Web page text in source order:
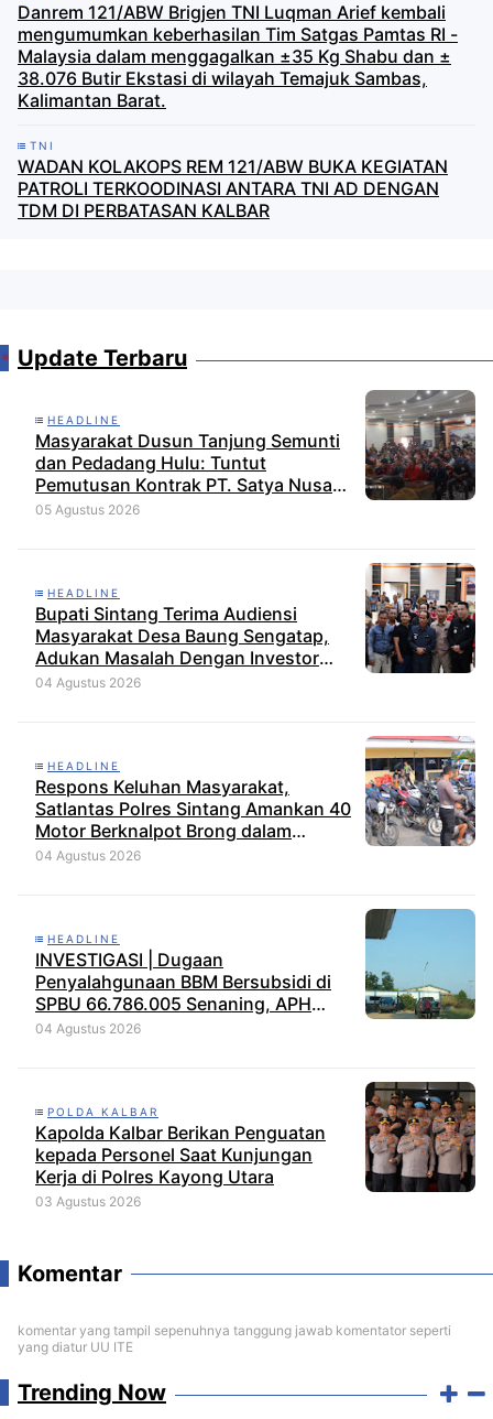
Danrem 121/ABW Brigjen TNI Luqman Arief kembali
mengumumkan keberhasilan Tim Satgas Pamtas RI -
Malaysia dalam menggagalkan ±35 Kg Shabu dan ±
38.076 Butir Ekstasi di wilayah Temajuk Sambas,
Kalimantan Barat.
TNI
WADAN KOLAKOPS REM 121/ABW BUKA KEGIATAN
PATROLI TERKOODINASI ANTARA TNI AD DENGAN
TDM DI PERBATASAN KALBAR
Update Terbaru
HEADLINE
Masyarakat Dusun Tanjung Semunti
dan Pedadang Hulu: Tuntut
Pemutusan Kontrak PT. Satya Nusa
Indah Perkasa
05 Agustus 2026
HEADLINE
Bupati Sintang Terima Audiensi
Masyarakat Desa Baung Sengatap,
Adukan Masalah Dengan Investor
Perkebunan
04 Agustus 2026
HEADLINE
Respons Keluhan Masyarakat,
Satlantas Polres Sintang Amankan 40
Motor Berknalpot Brong dalam
Strong Point Pagi
04 Agustus 2026
HEADLINE
INVESTIGASI | Dugaan
Penyalahgunaan BBM Bersubsidi di
SPBU 66.786.005 Senaning, APH
Jangan Tutup Mata, BPH Migas
04 Agustus 2026
POLDA KALBAR
Kapolda Kalbar Berikan Penguatan
kepada Personel Saat Kunjungan
Kerja di Polres Kayong Utara
03 Agustus 2026
Komentar
komentar yang tampil sepenuhnya tanggung jawab komentator seperti
yang diatur UU ITE
Trending Now